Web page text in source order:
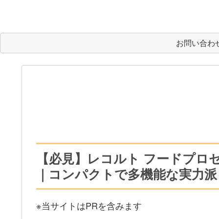
お問い合わ
【必見】レコルト フードプ
｜コンパクトで多機能な実力派
※当サイトはPRを含みます